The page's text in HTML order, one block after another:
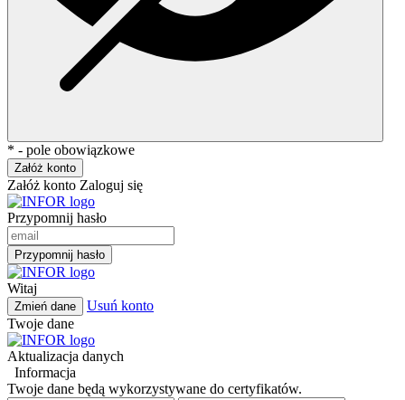
* - pole obowiązkowe
Załóż konto
Załóż konto Zaloguj się
Przypomnij hasło
Przypomnij hasło
Witaj
Zmień dane
Usuń konto
Twoje dane
Aktualizacja danych
Informacja
Twoje dane będą wykorzystywane do certyfikatów.